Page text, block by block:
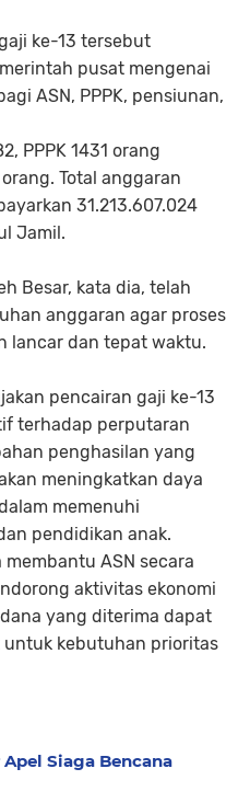
ke-13 tersebut
pusat mengenai
ASN, PPPK, pensiunan,
PPPK 1431 orang
Total anggaran
31.213.607.024
Jamil.
Besar, kata dia, telah
anggaran agar proses
lancar dan tepat waktu.
pencairan gaji ke-13
terhadap perputaran
penghasilan yang
meningkatkan daya
memenuhi
pendidikan anak.
membantu ASN secara
aktivitas ekonomi
yang diterima dapat
kebutuhan prioritas
Siaga Bencana